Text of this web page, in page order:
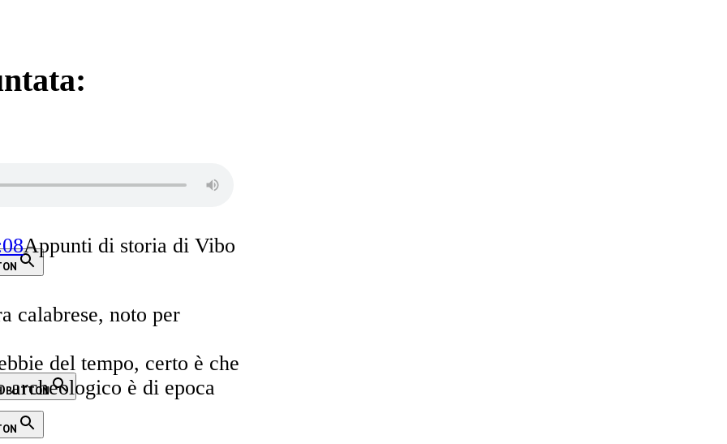
BUTTON
Appunti di storia di Vibo
calabrese, noto per
del tempo, certo è che
archeologico è di epoca